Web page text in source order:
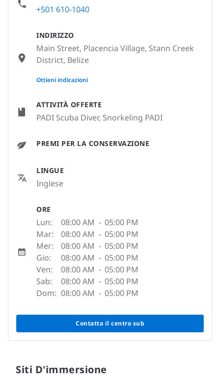
ATTIVITÀ OFFERTE
PADI Scuba Diver, Snorkeling PADI
PREMI PER LA CONSERVAZIONE
LINGUE
Inglese
ORE
Lun: 08:00 AM - 05:00 PM
Mar:
08:00 AM - 05:00 PM
Mer:
08:00 AM - 05:00 PM
Gio:
08:00 AM - 05:00 PM
Ven:
08:00 AM - 05:00 PM
Sab:
08:00 AM - 05:00 PM
Dom: 08:00 AM - 05:00 PM
Contatta il centro sub
+501 610-1040
INDIRIZZO
Main Street, Placencia Village, Stann Creek
District, Belize
None
Ottieni indicazioni
Siti D'immersione